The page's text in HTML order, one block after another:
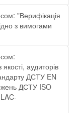
"Верифікація
з вимогами
аудиторів
ДСТУ EN
ДСТУ ISO